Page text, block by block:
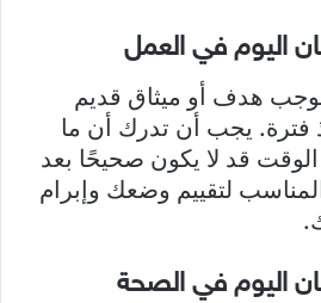
اليوم في العمل
هدف أو ميثاق قديم
فترة. يجب أن تدرك أن ما
قد لا يكون صحيحًا بعد
لتقييم وضعك وإبرام
اليوم في الصحة